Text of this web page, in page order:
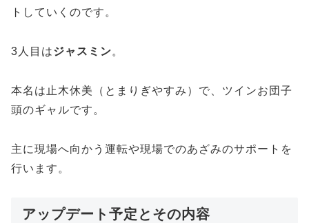
トしていくのです。
3人目はジャスミン。
本名は止木休美（とまりぎやすみ）で、ツインお団子
頭のギャルです。
主に現場へ向かう運転や現場でのあざみのサポートを
行います。
アップデート予定とその内容